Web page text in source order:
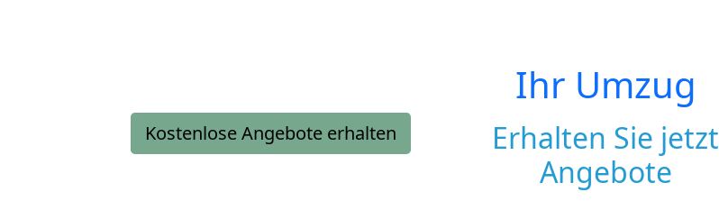
Kostenlose Angebote erhalten
Ihr Umzug
Erhalten Sie jetzt
Angebote